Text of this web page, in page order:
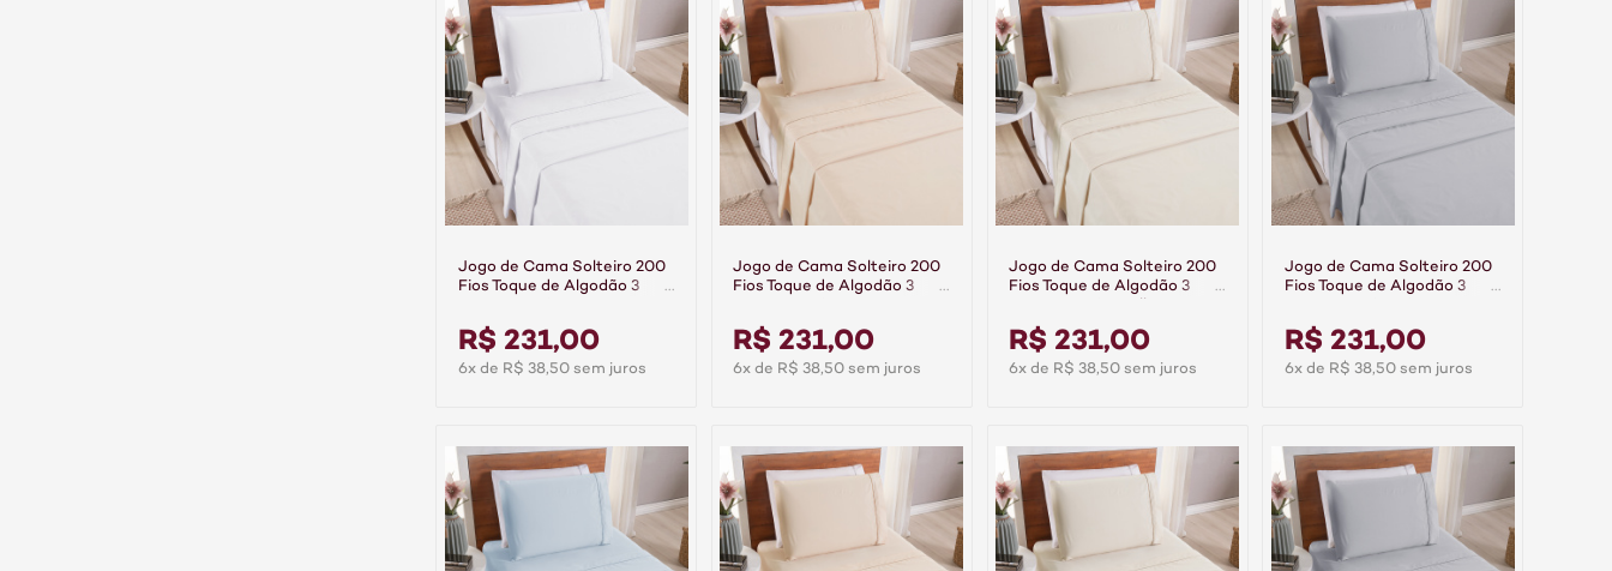
Jogo de Cama Solteiro 200
Fios Toque de Algodão 3
R$ 231,00
6x de R$ 38,50 sem juros
Jogo de Cama Solteiro 200
Fios Toque de Algodão 3
R$ 231,00
6x de R$ 38,50 sem juros
Jogo de Cama Solteiro 200
Fios Toque de Algodão 3
R$ 231,00
6x de R$ 38,50 sem juros
Jogo de Cama Solteiro 200
Fios Toque de Algodão 3
R$ 231,00
6x de R$ 38,50 sem juros